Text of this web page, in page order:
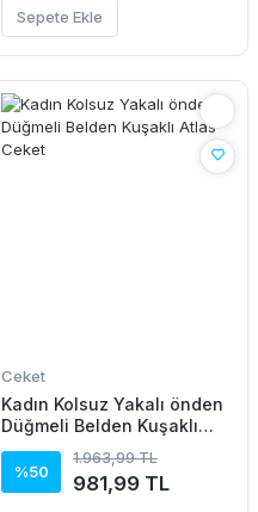
Sepete Ekle
Ceket
Kadın Kolsuz Yakalı önden
Düğmeli Belden Kuşaklı
Atlas Ceket
%50
1.963,99 TL
981,99 TL